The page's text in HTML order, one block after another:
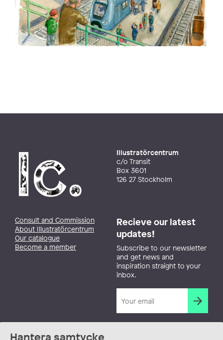
Hantera samtycke
Illustratörcentrum
c/o Transit
Box 3601
126 27 Stockholm
Consult and Commission
About Illustratörcentrum
Our catalogue
Become a member
Recieve our latest
updates!
Subscribe to our newsletter
and get news and
inspiration straight to your
inbox.